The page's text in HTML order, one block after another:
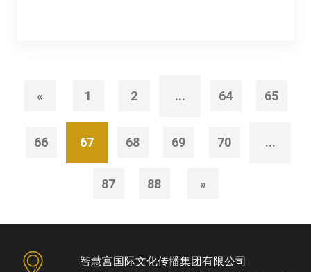
« 1 2 ... 64 65
66 67 68 69 70 ...
87 88 »
智慧宫国际文化传播集团有限公司